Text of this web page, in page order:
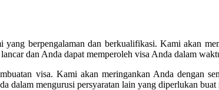
berpengalaman dan berkualifikasi. Kami akan
dan Anda dapat memperoleh visa Anda dalam
visa. Kami akan meringankan Anda dengan
mengurusi persyaratan lain yang diperlukan buat